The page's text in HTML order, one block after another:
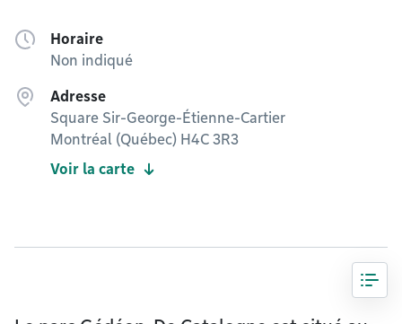
Horaire
Non indiqué
Adresse
Square Sir-George-Étienne-Cartier
Montréal (Québec) H4C 3R3
Voir la carte